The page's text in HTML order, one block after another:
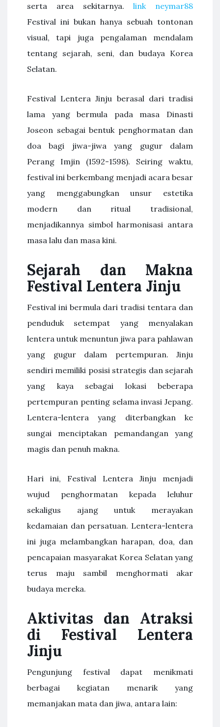
serta area sekitarnya.link neymar88
Festival ini bukan hanya sebuah tontonan
visual, tapi juga pengalaman mendalam
tentang sejarah, seni, dan budaya Korea
Selatan.
Festival Lentera Jinju berasal dari tradisi
lama yang bermula pada masa Dinasti
Joseon sebagai bentuk penghormatan dan
doa bagi jiwa-jiwa yang gugur dalam
Perang Imjin (1592-1598). Seiring waktu,
festival ini berkembang menjadi acara besar
yang menggabungkan unsur estetika
modern dan ritual tradisional,
menjadikannya simbol harmonisasi antara
masa lalu dan masa kini.
Sejarah dan Makna
Festival Lentera Jinju
Festival ini bermula dari tradisi tentara dan
penduduk setempat yang menyalakan
lentera untuk menuntun jiwa para pahlawan
yang gugur dalam pertempuran. Jinju
sendiri memiliki posisi strategis dan sejarah
yang kaya sebagai lokasi beberapa
pertempuran penting selama invasi Jepang.
Lentera-lentera yang diterbangkan ke
sungai menciptakan pemandangan yang
magis dan penuh makna.
Hari ini, Festival Lentera Jinju menjadi
wujud penghormatan kepada leluhur
sekaligus ajang untuk merayakan
kedamaian dan persatuan. Lentera-lentera
ini juga melambangkan harapan, doa, dan
pencapaian masyarakat Korea Selatan yang
terus maju sambil menghormati akar
budaya mereka.
Aktivitas dan Atraksi
di Festival Lentera
Jinju
Pengunjung festival dapat menikmati
berbagai kegiatan menarik yang
memanjakan mata dan jiwa, antara lain: